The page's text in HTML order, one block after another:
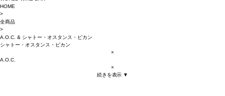
HOME
>
全商品
>
A.O.C. & シャトー・オスタンス・ピカン
シャトー・オスタンス・ピカン
×
A.O.C.
×
続きを表示 ▼